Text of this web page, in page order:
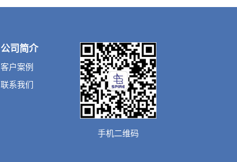
公司简介
客户案例
联系我们
手机二维码